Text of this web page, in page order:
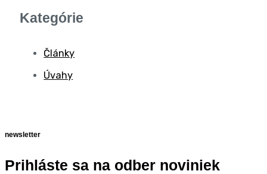
Kategórie
Články
Úvahy
newsletter
Prihláste sa na odber noviniek